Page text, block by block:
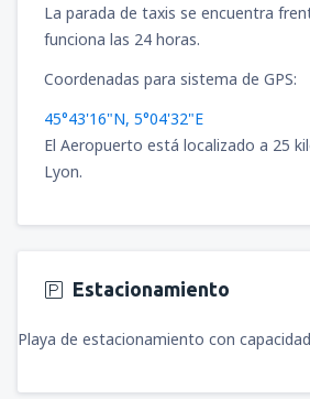
La parada de taxis se encuentra
funciona las 24 horas.
Coordenadas para sistema de GPS:
45°43'16"N, 5°04'32"E
El Aeropuerto está localizado a 25
Lyon.
Estacionamiento
Playa de estacionamiento con